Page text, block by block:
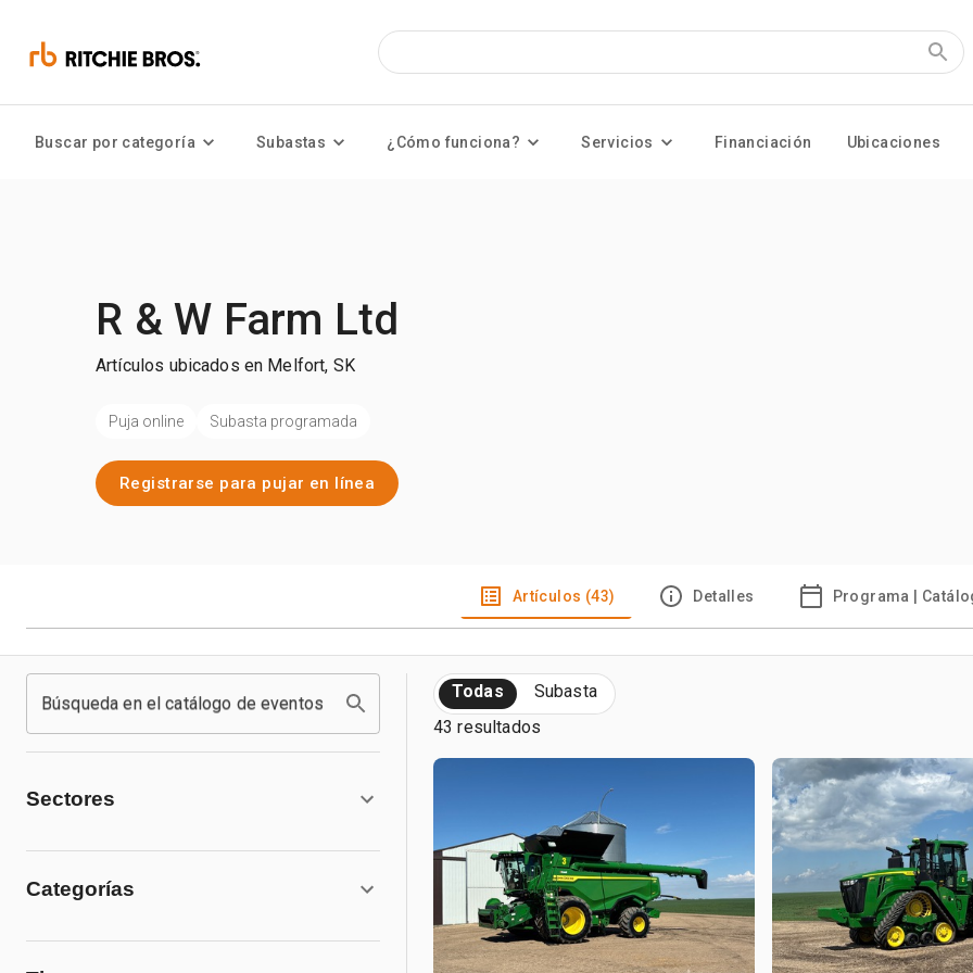
Buscar por categoría Subastas ¿Cómo funciona? Servicios Financiación Ubicaciones
R & W Farm Ltd
Artículos ubicados en Melfort, SK
Puja online Subasta programada
Registrarse para pujar en línea
Artículos (43) Detalles Programa |
Búsqueda en el catálogo de eventos
Sectores
Categorías
Todas
Subasta
43 resultados